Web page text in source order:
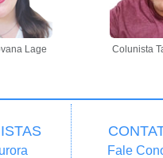
Lage Colunista
Fale